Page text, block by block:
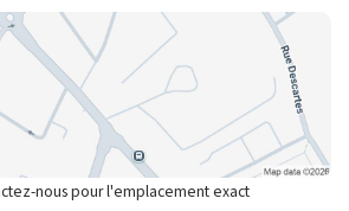
nous pour l'emplacement exact